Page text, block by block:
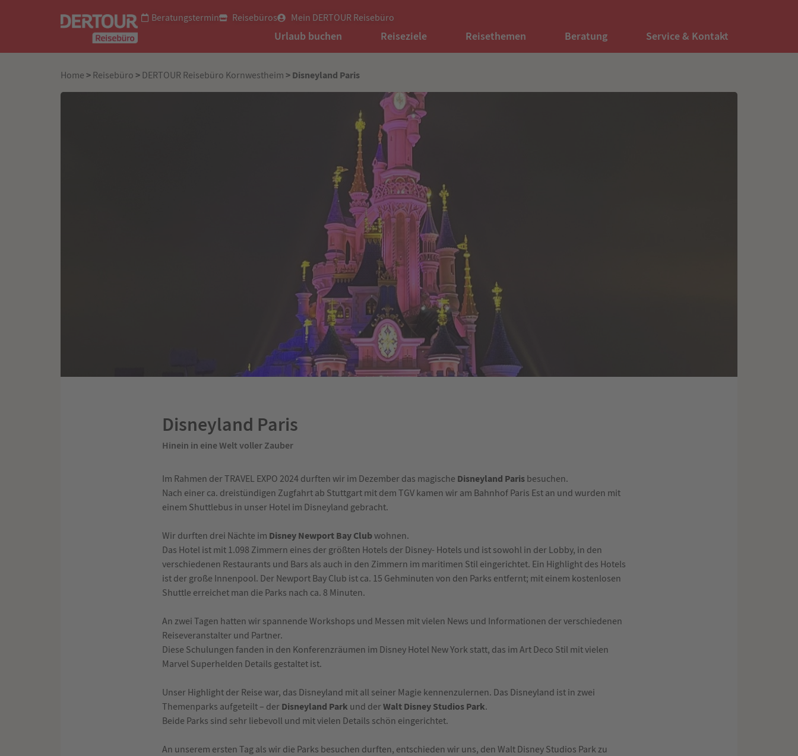
Beratungstermin Reisebüros Mein DERTOUR Reisebüro
Urlaub buchen Reiseziele Reisethemen Beratung Service & Kontakt
Home > Reisebüro > DERTOUR Reisebüro Kornwestheim > Disneyland Paris
Disneyland Paris
Hinein in eine Welt voller Zauber
Im Rahmen der TRAVEL EXPO 2024 durften wir im Dezember das magische Disneyland Paris besuchen.
Nach einer ca. dreistündigen Zugfahrt ab Stuttgart mit dem TGV kamen wir am Bahnhof Paris Est an und wurden mit
einem Shuttlebus in unser Hotel im Disneyland gebracht.
Wir durften drei Nächte im Disney Newport Bay Clubwohnen.
Das Hotel ist mit 1.098 Zimmern eines der größten Hotels der Disney- Hotels und ist sowohl in der Lobby, in den
verschiedenen Restaurants und Bars als auch in den Zimmern im maritimen Stil eingerichtet. Ein Highlight des Hotels
ist der große Innenpool. Der Newport Bay Club ist ca. 15 Gehminuten von den Parks entfernt; mit einem kostenlosen
Shuttle erreichet man die Parks nach ca. 8 Minuten.
An zwei Tagen hatten wir spannende Workshops und Messen mit vielen News und Informationen der verschiedenen
Reiseveranstalter und Partner.
Diese Schulungen fanden in den Konferenzräumen im Disney Hotel New York statt, das im Art Deco Stil mit vielen
Marvel Superhelden Details gestaltet ist.
Unser Highlight der Reise war, das Disneyland mit all seiner Magie kennenzulernen. Das Disneyland ist in zwei
Themenparks aufgeteilt – der Disneyland Park und derWalt Disney Studios Park.
Beide Parks sind sehr liebevoll und mit vielen Details schön eingerichtet.
An unserem ersten Tag als wir die Parks besuchen durften, entschieden wir uns, den Walt Disney Studios Park zu